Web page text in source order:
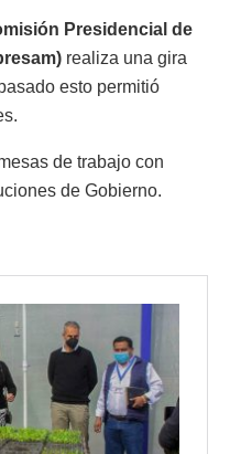
Presidencial de
realiza una gira
esto permitió
de trabajo con
de Gobierno.